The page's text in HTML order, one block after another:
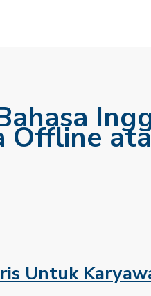
Offline
Untuk